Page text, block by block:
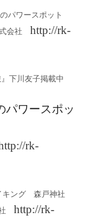
パワースポット
会社 http://rk-
下川友子掲載中
ワースポッ
rk-
ング 森戸神社
http://rk-